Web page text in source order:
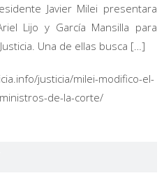
Javier Milei presentara
Lijo y García Mansilla para
Una de ellas busca […]
justicia/milei-modifico-el-
de-la-corte/